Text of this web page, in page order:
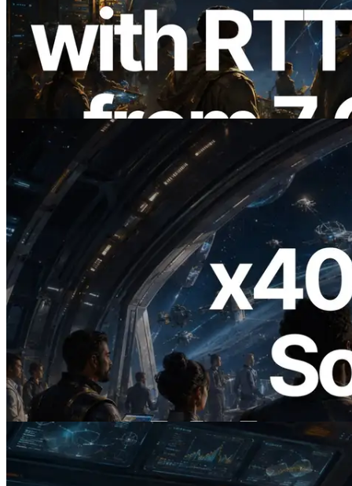
ERPC étend l’API Solana Leader Slot
avec la mesure du ping depuis 7 régions
du monde — l’API Validators
Information est également lancée
2026.07.04
ERPC lance un RPC Solana compatible
x402 — L'ère où les agents IA paient à la
demande les API dont ils ont besoin
Lire cet article